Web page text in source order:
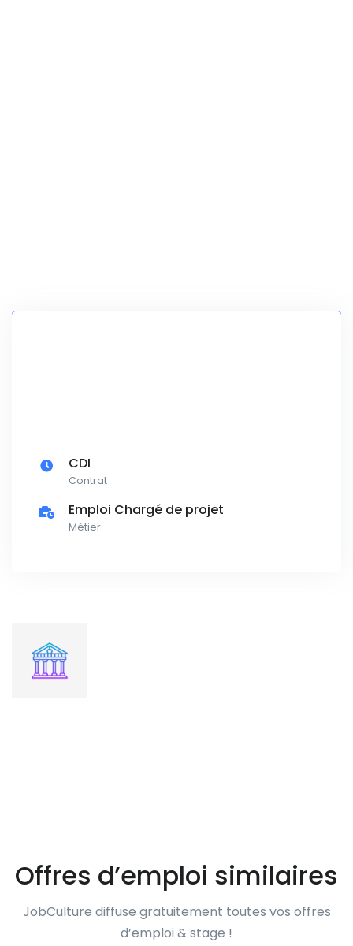
CDI
Contrat
Emploi Chargé de projet
Métier
Offres d’emploi similaires
JobCulture diffuse gratuitement toutes vos offres
d’emploi & stage !